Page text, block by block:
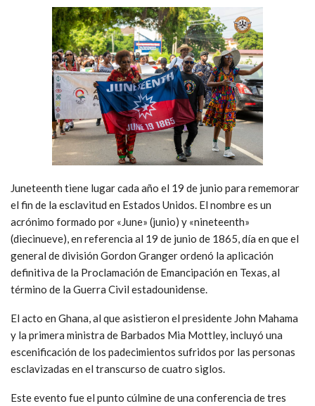
Juneteenth tiene lugar cada año el 19 de junio para rememorar
el fin de la esclavitud en Estados Unidos. El nombre es un
acrónimo formado por «June» (junio) y «nineteenth»
(diecinueve), en referencia al 19 de junio de 1865, día en que el
general de división Gordon Granger ordenó la aplicación
definitiva de la Proclamación de Emancipación en Texas, al
término de la Guerra Civil estadounidense.
El acto en Ghana, al que asistieron el presidente John Mahama
y la primera ministra de Barbados Mia Mottley, incluyó una
escenificación de los padecimientos sufridos por las personas
esclavizadas en el transcurso de cuatro siglos.
Este evento fue el punto cúlmine de una conferencia de tres